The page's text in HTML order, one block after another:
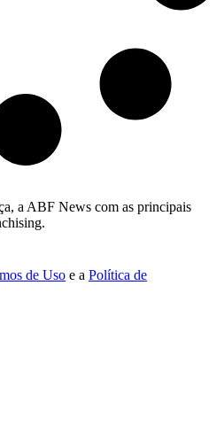
a ABF News com as principais
de Uso e a Política de